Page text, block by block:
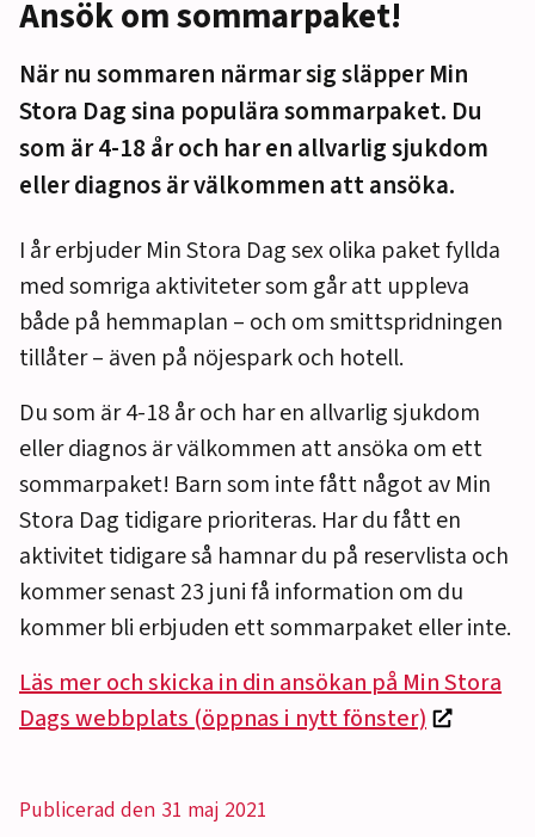
Ansök om sommarpaket!
När nu sommaren närmar sig släpper Min
Stora Dag sina populära sommarpaket. Du
som är 4-18 år och har en allvarlig sjukdom
eller diagnos är välkommen att ansöka.
I år erbjuder Min Stora Dag sex olika paket fyllda
med somriga aktiviteter som går att uppleva
både på hemmaplan – och om smittspridningen
tillåter – även på nöjespark och hotell.
Du som är 4-18 år och har en allvarlig sjukdom
eller diagnos är välkommen att ansöka om ett
sommarpaket! Barn som inte fått något av Min
Stora Dag tidigare prioriteras. Har du fått en
aktivitet tidigare så hamnar du på reservlista och
kommer senast 23 juni få information om du
kommer bli erbjuden ett sommarpaket eller inte.
Läs mer och skicka in din ansökan på Min Stora
Dags webbplats (öppnas i nytt fönster)
Publicerad den 31 maj 2021